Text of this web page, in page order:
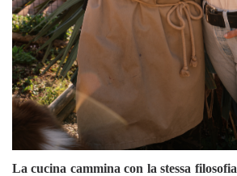
La cucina cammina con la stessa filosofia